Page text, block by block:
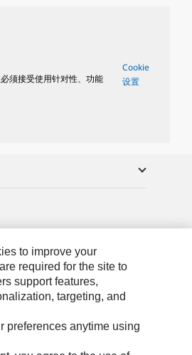
须接受使用针对性、功能
Cookie
设置
to improve your
required for the site to
support features,
targeting, and
preferences anytime using